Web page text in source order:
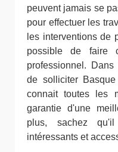
peuvent jamais se
pour effectuer les
les interventions de
possible de faire
professionnel.
de solliciter
connait toutes les
garantie d'une
plus, sachez
intéressants et